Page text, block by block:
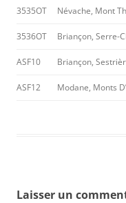
3535OT Névache, Mont
3536OT Briançon, Serre-
ASF10 Briançon,
ASF12 Modane, Monts
Laisser un